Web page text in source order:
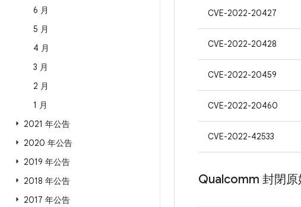
6 月
5 月
4 月
3 月
2 月
1 月
2021 年公告
2020 年公告
2019 年公告
2018 年公告
2017 年公告
CVE-2022-20427
CVE-2022-20428
CVE-2022-20459
CVE-2022-20460
CVE-2022-42533
Qualcomm 封閉原